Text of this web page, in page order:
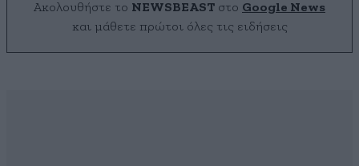
Ακολουθήστε το NEWSBEAST στο Google News
και μάθετε πρώτοι όλες τις ειδήσεις